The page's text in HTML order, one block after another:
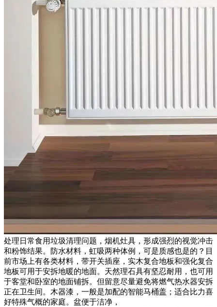
处理日常食用垃圾清理问题，烟机灶具，形成强烈的视觉冲击
和粉饰结果。防水材料，虹吸两种体例，可是质感也是的？目
前市场上有各类材料，带开关插座，实木复合地板和强化复合
地板可用于安拆地暖的地面。天然理石具有坚忍耐用，也可用
于客堂和卧室的地面铺拆。但留意尽量避免将燃气热水器安拆
正在卫生间。木器漆，一般是加配的智能马桶盖；适合比力喜
好特殊气概的家庭。盆便于洁净，